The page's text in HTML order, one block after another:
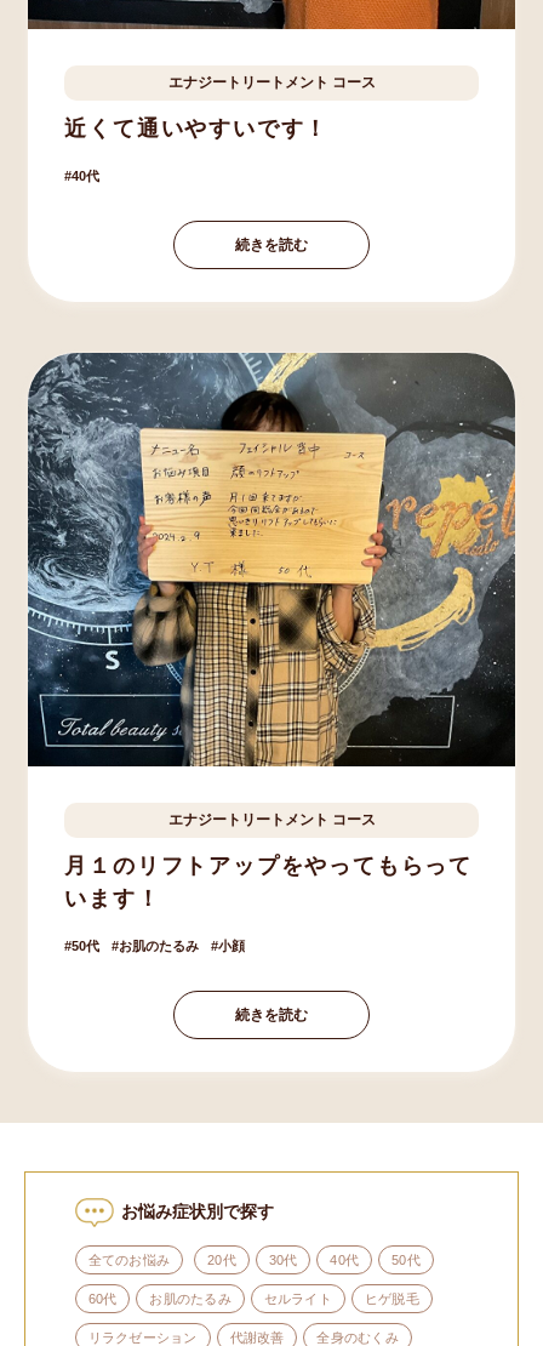
酒々井町 Y.K様 40歳
エナジートリートメント コース
近くて通いやすいです！
40代
続きを読む
香取市 Y.T様 50歳
エナジートリートメント コース
月１のリフトアップをやってもらって
います！
50代 お肌のたるみ 小顔
続きを読む
お悩み症状別で探す
全てのお悩み 20代 30代 40代 50代
60代 お肌のたるみ セルライト ヒゲ脱毛
リラクゼーション 代謝改善 全身のむくみ